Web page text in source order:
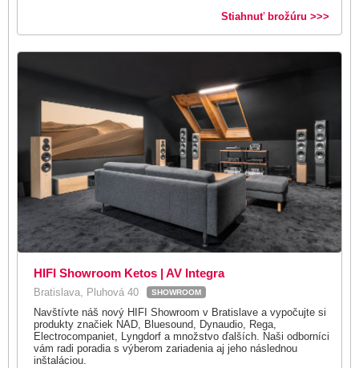
Stiahnuť brožúru >>>
HIFI Showroom Ketos | AV Integra
Bratislava, Pluhová 40 SHOWROOM
Navštívte náš nový HIFI Showroom v Bratislave a vypočujte si
produkty značiek NAD, Bluesound, Dynaudio, Rega,
Electrocompaniet, Lyngdorf a množstvo ďalších. Naši odborníci
vám radi poradia s výberom zariadenia aj jeho následnou
inštaláciou.